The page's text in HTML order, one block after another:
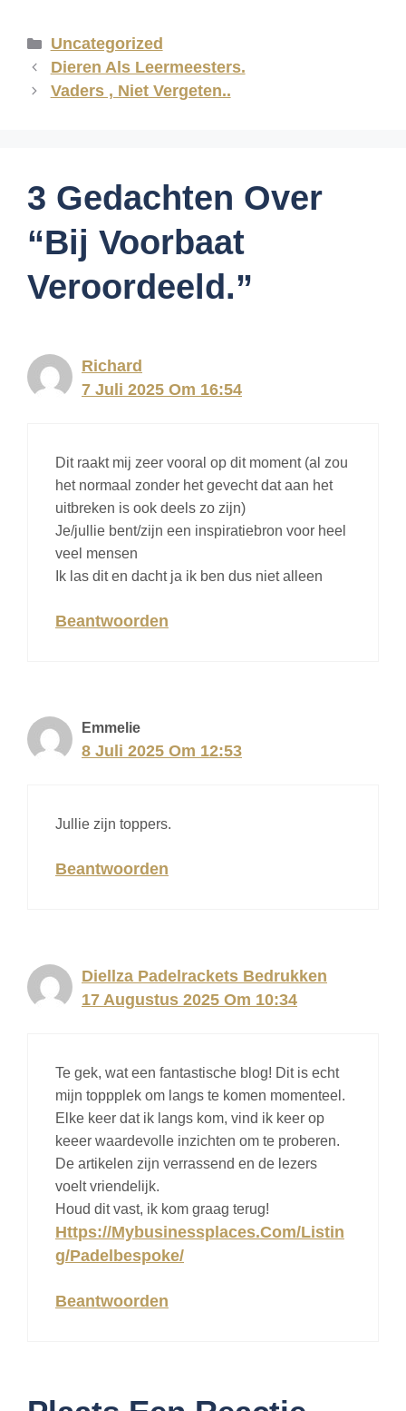
Uncategorized
Dieren Als Leermeesters.
Vaders , Niet Vergeten..
3 Gedachten Over
“Bij Voorbaat
Veroordeeld.”
Richard
7 Juli 2025 Om 16:54
Dit raakt mij zeer vooral op dit moment (al zou
het normaal zonder het gevecht dat aan het
uitbreken is ook deels zo zijn)
Je/jullie bent/zijn een inspiratiebron voor heel
veel mensen
Ik las dit en dacht ja ik ben dus niet alleen
Beantwoorden
Emmelie
8 Juli 2025 Om 12:53
Jullie zijn toppers.
Beantwoorden
Diellza Padelrackets Bedrukken
17 Augustus 2025 Om 10:34
Te gek, wat een fantastische blog! Dit is echt
mijn toppplek om langs te komen momenteel.
Elke keer dat ik langs kom, vind ik keer op
keeer waardevolle inzichten om te proberen.
De artikelen zijn verrassend en de lezers
voelt vriendelijk.
Houd dit vast, ik kom graag terug!
Https://mybusinessplaces.com/listin
G/padelbespoke/
Beantwoorden